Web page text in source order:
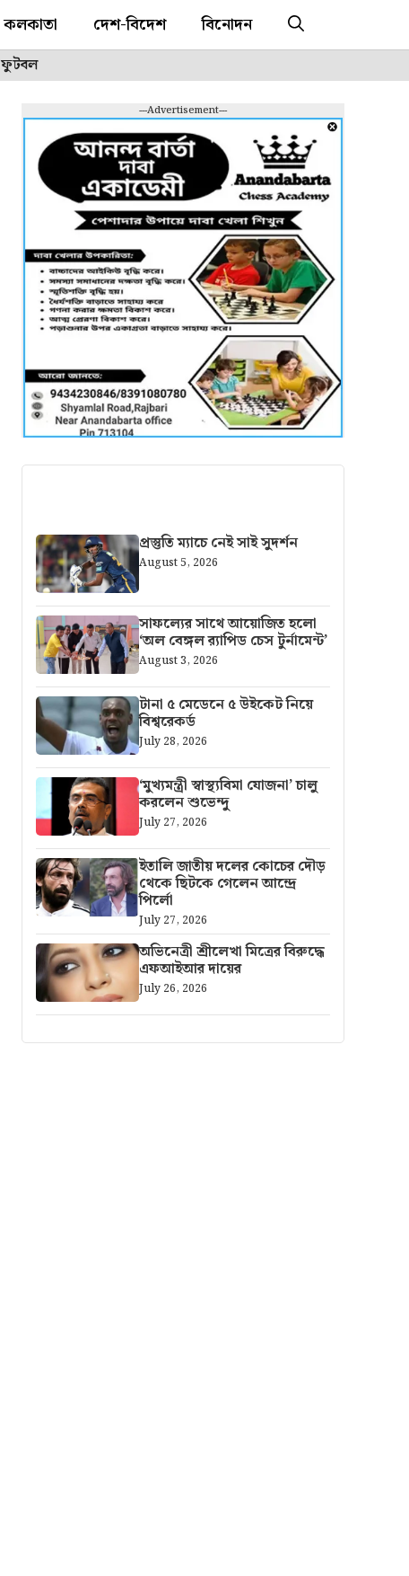
কলকাতা দেশ-বিদেশ বিনোদন
ফুটবল
---Advertisement---
প্রস্তুতি ম্যাচে নেই সাই সুদর্শন
August 5, 2026
সাফল্যের সাথে আয়োজিত হলো
‘অল বেঙ্গল র‍্যাপিড চেস টুর্নামেন্ট’
August 3, 2026
টানা ৫ মেডেনে ৫ উইকেট নিয়ে
বিশ্বরেকর্ড
July 28, 2026
‘মুখ্যমন্ত্রী স্বাস্থ্যবিমা যোজনা’ চালু
করলেন শুভেন্দু
July 27, 2026
ইতালি জাতীয় দলের কোচের দৌড়
থেকে ছিটকে গেলেন আন্দ্রে
পির্লো
July 27, 2026
অভিনেত্রী শ্রীলেখা মিত্রের বিরুদ্ধে
এফআইআর দায়ের
July 26, 2026